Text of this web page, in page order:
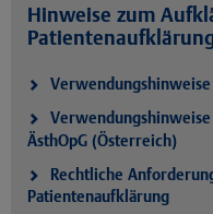
Hinweise zum
ÄsthOpG (Österreich)
Rechtliche
Patientenaufklärung